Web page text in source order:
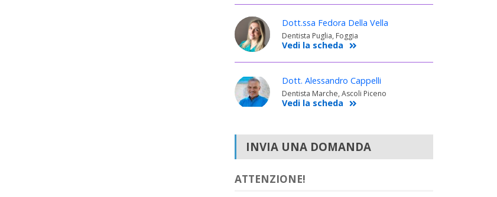
Dott.ssa Fedora Della Vella
Dentista Puglia, Foggia
Vedi la scheda
Dott. Alessandro Cappelli
Dentista Marche, Ascoli Piceno
Vedi la scheda
INVIA UNA DOMANDA
ATTENZIONE!